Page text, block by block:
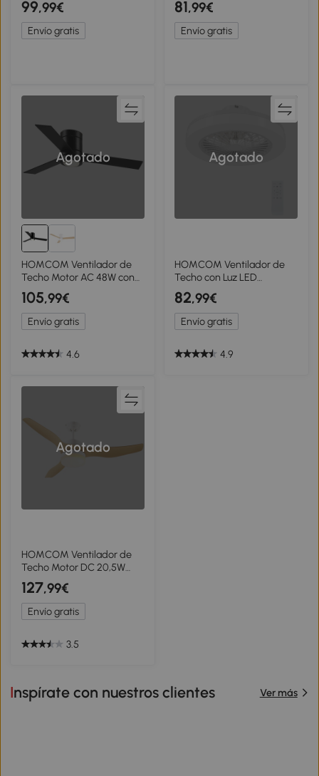
de techo con 6
velocidades, 3
temperaturas de color
99,99€
Envío gratis
techo LED de 77 cm con 3
colores de luz, 6
velocidades, temporizador
81,99€
Envío gratis
Agotado
HOMCOM Ventilador de
Techo Motor AC 48W con
Luz LED Mando a Distancia
3 Velocidades y 3 Aspas de
Madera Ø112x25 cm Negro
105,99€
Envío gratis
4.6
Agotado
HOMCOM Ventilador de
Techo con Luz LED
Regulable Motor DC
Silencioso Control Remoto
y Temporizador 2/4 Horas
Ø46x16 cm Blanco
82,99€
Envío gratis
4.9
Agotado
HOMCOM Ventilador de
Techo Motor DC 20,5W
Diámetro 132 cm Mando a
Distancia Luz LED Ajustable
de 3 Niveles 3 Aspas
Reversibles
127,99€
Envío gratis
3.5
Inspírate con nuestros clientes Ver más